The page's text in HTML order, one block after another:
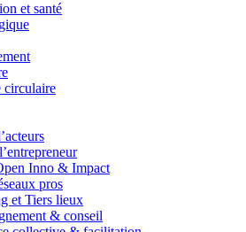
et santé
circulaire
Inno & Impact
pros
et Tiers lieux
& conseil